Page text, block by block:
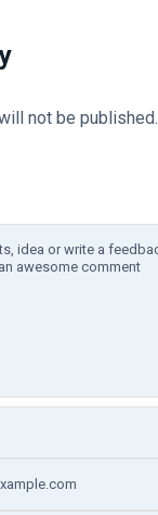
not be published.